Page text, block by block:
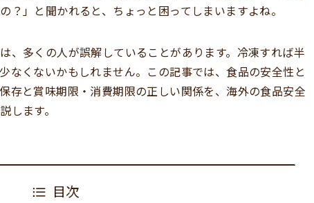
？」と聞かれると、ちょっと困ってしまいますよね。
、多くの人が誤解していることがあります。冷凍すれば半
なくないかもしれません。この記事では、食品の安全性と
存と賞味期限・消費期限の正しい関係を、海外の食品安全
します。
目次